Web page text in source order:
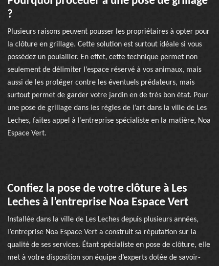
?
Plusieurs raisons peuvent pousser les propriétaires à opter pour
la clôture en grillage. Cette solution est surtout idéale si vous
possédez un poulailler. En effet, cette technique permet non
seulement de délimiter l’espace réservé à vos animaux, mais
aussi de les protéger contre les éventuels prédateurs, mais
surtout permet de garder votre jardin en de très bon état. Pour
une pose de grillage dans les règles de l’art dans la ville de Les
Leches, faites appel à l’entreprise spécialiste en la matière, Noa
Espace Vert.
Confiez la pose de votre clôture à Les
Leches à l’entreprise Noa Espace Vert
Installée dans la ville de Les Leches depuis plusieurs années,
l’entreprise Noa Espace Vert a construit sa réputation sur la
qualité de ses services. Étant spécialiste en pose de clôture, elle
met à votre disposition son équipe d’experts dotée de savoir-